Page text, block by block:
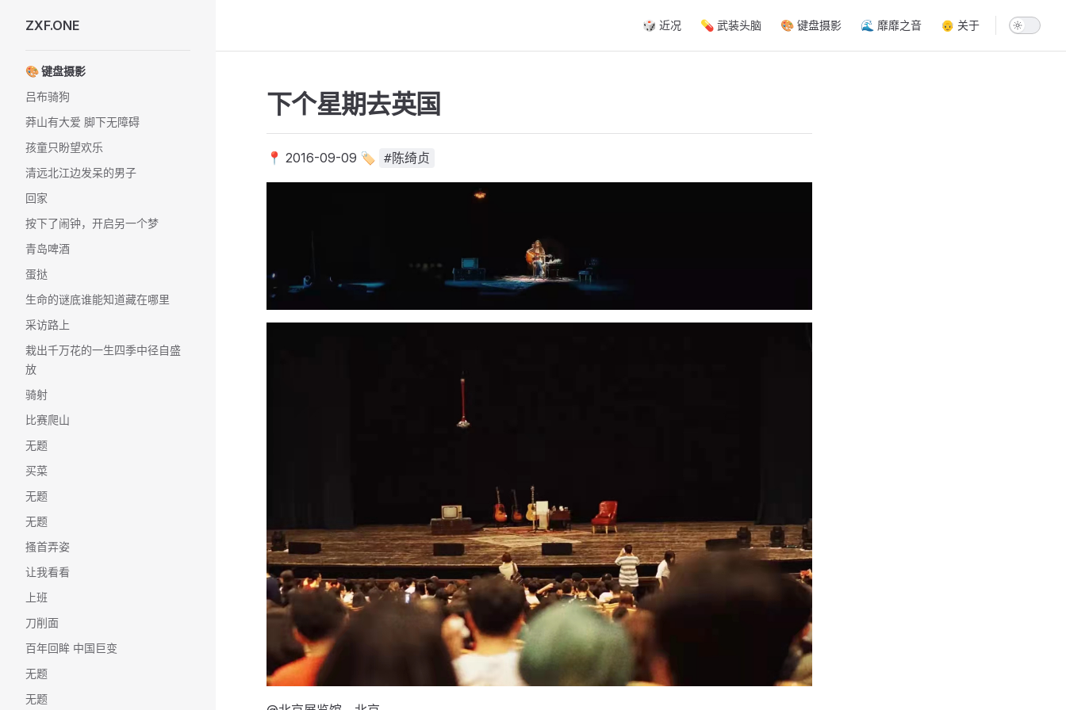
Skip to content
ZXF.ONE 🎲 近况 💊 武装头脑 🎨 键盘摄影 🌊 靡靡之音 👴 关于
🎨 键盘摄影
吕布骑狗
莽山有大爱 脚下无障碍
孩童只盼望欢乐
清远北江边发呆的男子
回家
按下了闹钟，开启另一个梦
青岛啤酒
蛋挞
生命的谜底谁能知道藏在哪里
采访路上
栽出千万花的一生四季中径自盛
放
骑射
比赛爬山
无题
买菜
无题
无题
搔首弄姿
让我看看
上班
刀削面
百年回眸 中国巨变
无题
无题
下个星期去英国
📍 2016-09-09 🏷️ #陈绮贞